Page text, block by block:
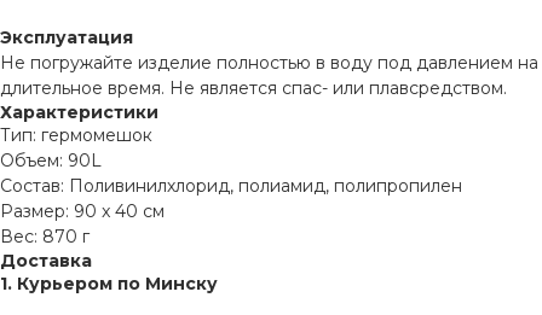
Эксплуатация
Не погружайте изделие полностью в воду под давлением на
длительное время. Не является спас- или плавсредством.
Характеристики
Тип: гермомешок
Объем: 90L
Состав: Поливинилхлорид, полиамид, полипропилен
Размер: 90 x 40 см
Вес: 870 г
Доставка
1. Курьером по Минску